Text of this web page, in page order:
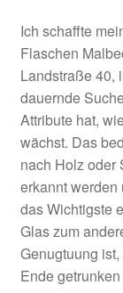
Ich schaffte
Flaschen
Landstraße 40,
dauernde
Attribute hat,
wächst. Das
nach Holz oder
erkannt werden
das Wichtigste
Glas zum
Genugtuung
Ende